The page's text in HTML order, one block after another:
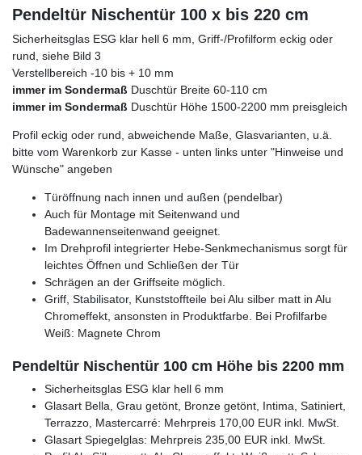
Pendeltür Nischentür 100 x bis 220 cm
Sicherheitsglas ESG klar hell 6 mm, Griff-/Profilform eckig oder
rund, siehe Bild 3
Verstellbereich -10 bis + 10 mm
immer im Sondermaß Duschtür Breite 60-110 cm
immer im Sondermaß Duschtür Höhe 1500-2200 mm preisgleich
Profil eckig oder rund, abweichende Maße, Glasvarianten, u.ä.
bitte vom Warenkorb zur Kasse - unten links unter "Hinweise und
Wünsche" angeben
Türöffnung nach innen und außen (pendelbar)
Auch für Montage mit Seitenwand und
Badewannenseitenwand geeignet.
Im Drehprofil integrierter Hebe-Senkmechanismus sorgt für
leichtes Öffnen und Schließen der Tür
Schrägen an der Griffseite möglich.
Griff, Stabilisator, Kunststoffteile bei Alu silber matt in Alu
Chromeffekt, ansonsten in Produktfarbe. Bei Profilfarbe
Weiß: Magnete Chrom
Pendeltür Nischentür 100 cm Höhe bis 2200 mm
Sicherheitsglas ESG klar hell 6 mm
Glasart Bella, Grau getönt, Bronze getönt, Intima, Satiniert,
Terrazzo, Mastercarré: Mehrpreis 170,00 EUR inkl. MwSt.
Glasart Spiegelglas: Mehrpreis 235,00 EUR inkl. MwSt.